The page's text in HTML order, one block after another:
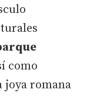
como
joya romana